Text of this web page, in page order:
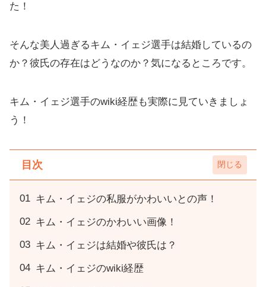
た！
そんな美人過ぎるキム・イェジ選手は結婚しているの
か？彼氏の存在はどうなのか？気になるところです。
キム・イェジ選手のwiki経歴も実際に見ていきましょ
う！
目次
キム・イェジの私服がかわいいとの声！
キム・イェジのかわいい画像！
キム・イェジは結婚や彼氏は？
キム・イェジのwiki経歴